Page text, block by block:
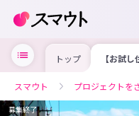
トップ 【お試
と山のあ
ィールド
スマウト プロジェクトを
募集終了